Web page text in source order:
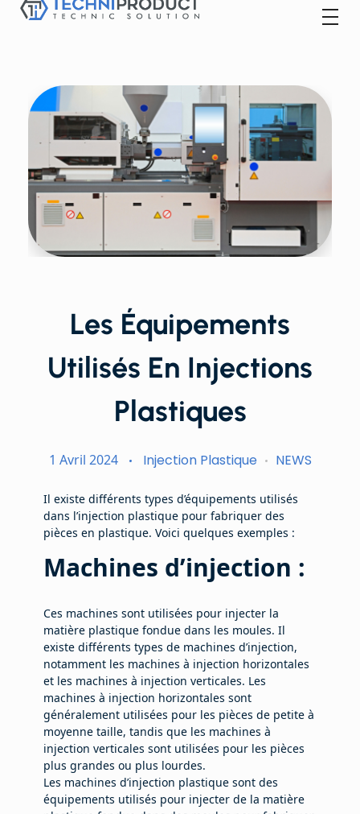
Les Équipements
Utilisés En Injections
Plastiques
1 Avril 2024 Injection Plastique NEWS
Il existe différents types d’équipements utilisés
dans l’injection plastique pour fabriquer des
pièces en plastique. Voici quelques exemples :
Machines d’injection :
Ces machines sont utilisées pour injecter la
matière plastique fondue dans les moules. Il
existe différents types de machines d’injection,
notamment les machines à injection horizontales
et les machines à injection verticales. Les
machines à injection horizontales sont
généralement utilisées pour les pièces de petite à
moyenne taille, tandis que les machines à
injection verticales sont utilisées pour les pièces
plus grandes ou plus lourdes.
Les machines d’injection plastique sont des
équipements utilisés pour injecter de la matière